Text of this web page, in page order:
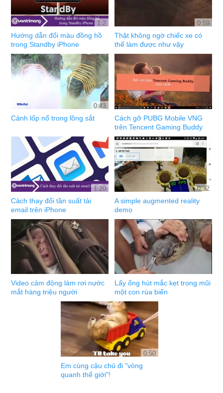
1:2
Hướng dẫn đổi màu đồng hồ
trong Standby iPhone
0:59
Thật không ngờ chiếc xe có
thể làm được như vậy
0:43
Cảnh lốp nổ trong lồng sắt
Cách gỡ PUBG Mobile VNG
trên Tencent Gaming Buddy
1:20
Cách thay đổi tần suất tải
email trên iPhone
0:32
A simple augmented reality
demo
Video cảm động làm rơi nước
mắt hàng triệu người
Lấy ống hút mắc kẹt trong mũi
một con rùa biển
0:50
Em cùng cậu chủ đi "vòng
quanh thế giới"!